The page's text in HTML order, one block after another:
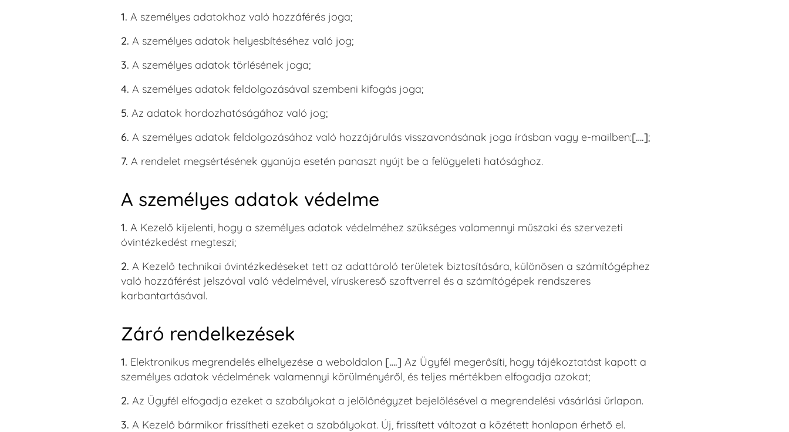
1. A személyes adatokhoz való hozzáférés joga;
2. A személyes adatok helyesbítéséhez való jog;
3. A személyes adatok törlésének joga;
4. A személyes adatok feldolgozásával szembeni kifogás joga;
5. Az adatok hordozhatóságához való jog;
6. A személyes adatok feldolgozásához való hozzájárulás visszavonásának joga írásban vagy e-mailben:[….];
7. A rendelet megsértésének gyanúja esetén panaszt nyújt be a felügyeleti hatósághoz.
A személyes adatok védelme
1. A Kezelő kijelenti, hogy a személyes adatok védelméhez szükséges valamennyi műszaki és szervezeti
óvintézkedést megteszi;
2. A Kezelő technikai óvintézkedéseket tett az adattároló területek biztosítására, különösen a számítógéphez
való hozzáférést jelszóval való védelmével, víruskereső szoftverrel és a számítógépek rendszeres
karbantartásával.
Záró rendelkezések
1. Elektronikus megrendelés elhelyezése a weboldalon [….] Az Ügyfél megerősíti, hogy tájékoztatást kapott a
személyes adatok védelmének valamennyi körülményéről, és teljes mértékben elfogadja azokat;
2. Az Ügyfél elfogadja ezeket a szabályokat a jelölőnégyzet bejelölésével a megrendelési vásárlási űrlapon.
3. A Kezelő bármikor frissítheti ezeket a szabályokat. Új, frissített változat a közétett honlapon érhető el.